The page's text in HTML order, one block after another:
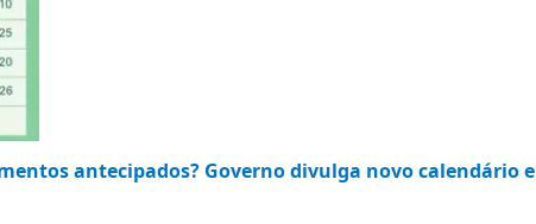
antecipados? Governo divulga novo calendário e